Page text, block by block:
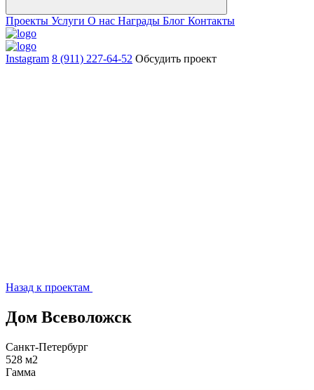
Проекты Услуги О нас Награды Блог Контакты
Instagram 8 (911) 227-64-52 Обсудить проект
Назад к проектам
Дом Всеволожск
Санкт-Петербург
528 м2
Гамма